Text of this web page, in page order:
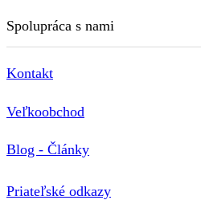
Spolupráca s nami
Kontakt
Veľkoobchod
Blog - Články
Priateľské odkazy